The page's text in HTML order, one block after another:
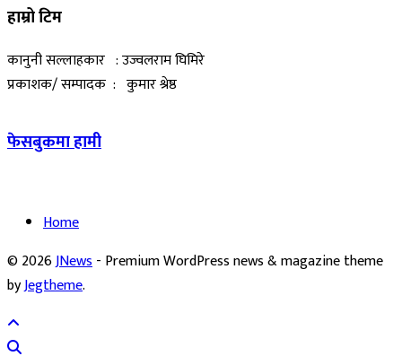
हाम्रो टिम
कानुनी सल्लाहकार : उज्वलराम घिमिरे
प्रकाशक/ सम्पादक : कुमार श्रेष्ठ
फेसबुकमा हामी
Home
© 2026JNews- Premium WordPress news & magazine theme
byJegtheme.